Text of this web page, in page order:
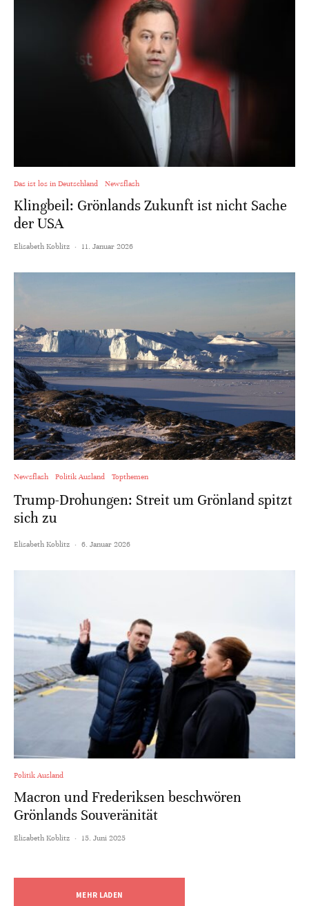
Das ist los in Deutschland Newsflash
Klingbeil: Grönlands Zukunft ist nicht Sache
der USA
Elisabeth Koblitz · 11. Januar 2026
Newsflash Politik Ausland Topthemen
Trump-Drohungen: Streit um Grönland spitzt
sich zu
Elisabeth Koblitz · 6. Januar 2026
Politik Ausland
Macron und Frederiksen beschwören
Grönlands Souveränität
Elisabeth Koblitz · 15. Juni 2025
MEHR LADEN